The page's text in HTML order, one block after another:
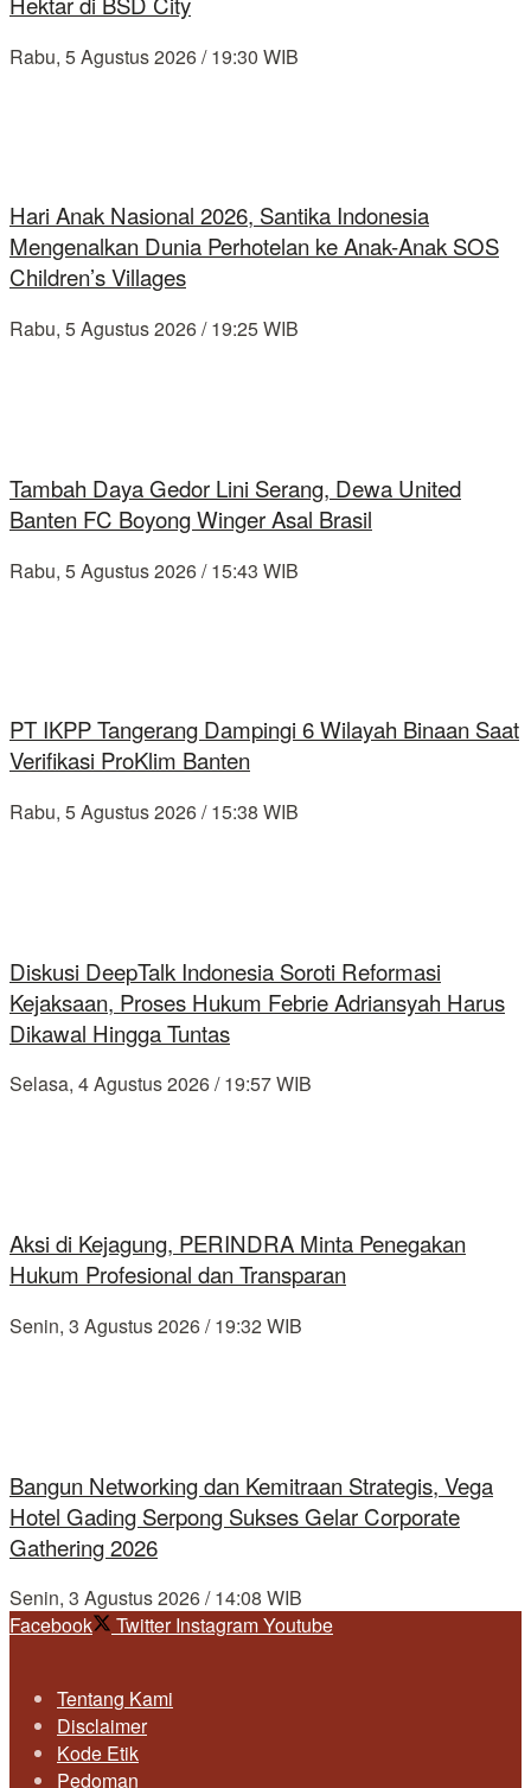
Rabu, 5 Agustus 2026 / 19:30 WIB
Hari Anak Nasional 2026, Santika Indonesia
Mengenalkan Dunia Perhotelan ke Anak-Anak SOS
Children’s Villages
Rabu, 5 Agustus 2026 / 19:25 WIB
Tambah Daya Gedor Lini Serang, Dewa United
Banten FC Boyong Winger Asal Brasil
Rabu, 5 Agustus 2026 / 15:43 WIB
PT IKPP Tangerang Dampingi 6 Wilayah Binaan Saat
Verifikasi ProKlim Banten
Rabu, 5 Agustus 2026 / 15:38 WIB
Diskusi DeepTalk Indonesia Soroti Reformasi
Kejaksaan, Proses Hukum Febrie Adriansyah Harus
Dikawal Hingga Tuntas
Selasa, 4 Agustus 2026 / 19:57 WIB
Aksi di Kejagung, PERINDRA Minta Penegakan
Hukum Profesional dan Transparan
Senin, 3 Agustus 2026 / 19:32 WIB
Bangun Networking dan Kemitraan Strategis, Vega
Hotel Gading Serpong Sukses Gelar Corporate
Gathering 2026
Senin, 3 Agustus 2026 / 14:08 WIB
Facebook
Twitter InstagramYoutube
Tentang Kami
Disclaimer
Kode Etik
Pedoman